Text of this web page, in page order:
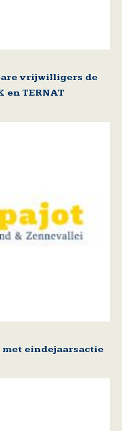
vrijwilligers de
en TERNAT
met eindejaarsactie